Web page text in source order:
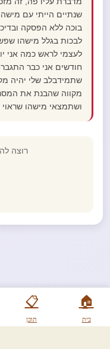
🏠
בית
📋
תוכן
שנתיים הייתי עם
בוכה ללא הפסקה
לבכות בגלל מישהו
חודשים אני כבר
שתמידבלב שלי יהיה
מקווה שהבנת את
ושתמצאי מישהו שראוי
רוצה